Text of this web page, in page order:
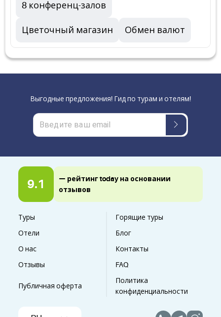
8 конференц-залов
Цветочный магазин Обмен валют
9.1
— рейтинг today на основании
отзывов
Туры
Горящие туры
Отели
Блог
О нас
Контакты
Отзывы
FAQ
Публичная оферта
Политика
конфиденциальности
Выгодные предложения! Гид по турам и отелям!